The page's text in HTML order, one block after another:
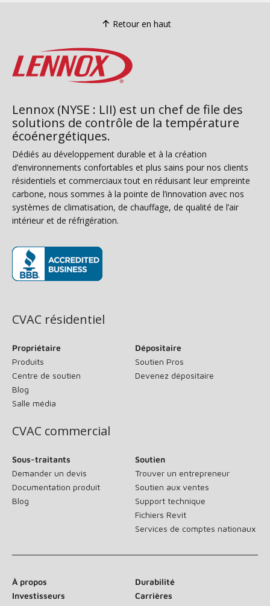
Retour en haut
Lennox (NYSE : LII) est un chef de file des
solutions de contrôle de la température
écoénergétiques.
Dédiés au développement durable et à la création
d’environnements confortables et plus sains pour nos clients
résidentiels et commerciaux tout en réduisant leur empreinte
carbone, nous sommes à la pointe de l’innovation avec nos
systèmes de climatisation, de chauffage, de qualité de l’air
intérieur et de réfrigération.
CVAC résidentiel
Propriétaire
Produits
Centre de soutien
Blog
Salle média
Dépositaire
Soutien Pros
Devenez dépositaire
CVAC commercial
Sous-traitants
Demander un devis
Documentation produit
Blog
Soutien
Trouver un entrepreneur
Soutien aux ventes
Support technique
Fichiers Revit
Services de comptes nationaux
À propos
Durabilité
Investisseurs
Carrières